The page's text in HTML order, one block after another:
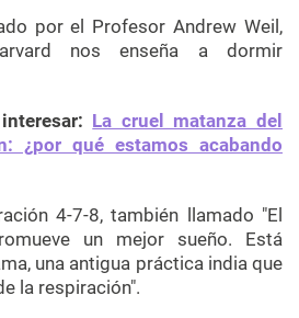
por el Profesor Andrew Weil,
nos enseña a dormir
La cruel matanza del
¿por qué estamos acabando
4-7-8, también llamado "El
un mejor sueño. Está
, una antigua práctica india que
la respiración".